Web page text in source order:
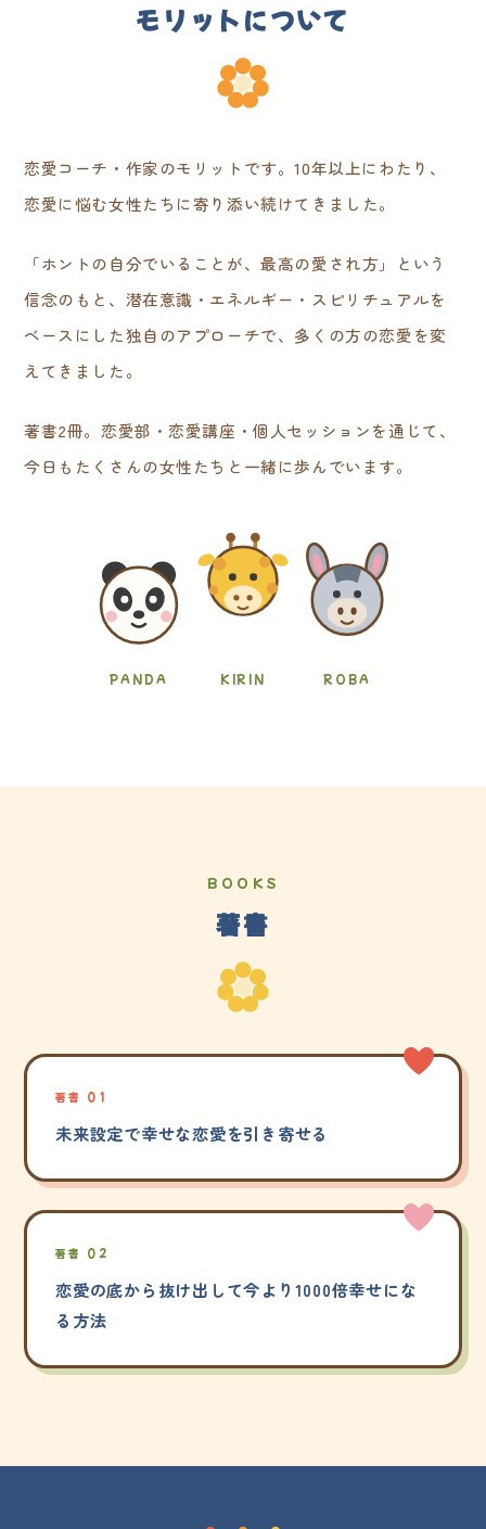
モリットについて
恋愛コーチ・作家のモリットです。10年以上にわたり、
恋愛に悩む女性たちに寄り添い続けてきました。
「ホントの自分でいることが、最高の愛され方」という
信念のもと、潜在意識・エネルギー・スピリチュアルを
ベースにした独自のアプローチで、多くの方の恋愛を変
えてきました。
著書2冊。恋愛部・恋愛講座・個人セッションを通じて、
今日もたくさんの女性たちと一緒に歩んでいます。
PANDA KIRIN ROBA
BOOKS
著書
著書 01
未来設定で幸せな恋愛を引き寄せる
著書 02
恋愛の底から抜け出して今より1000倍幸せにな
る方法